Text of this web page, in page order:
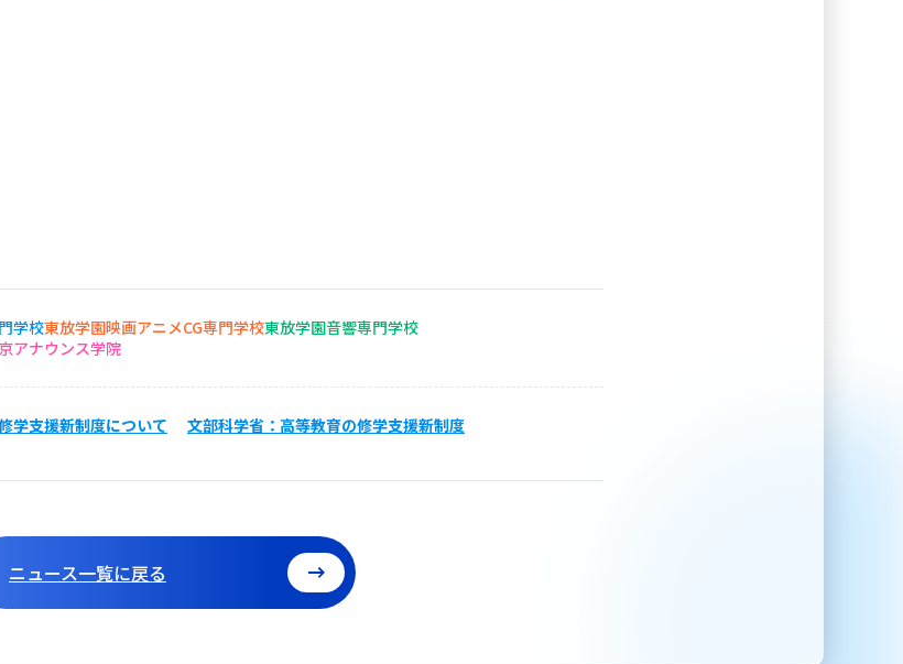
学校東放学園映画アニメCG専門学校東放学園音響専門学校
アナウンス学院
学支援新制度について 文部科学省：高等教育の修学支援新制度
ニュース一覧に戻る